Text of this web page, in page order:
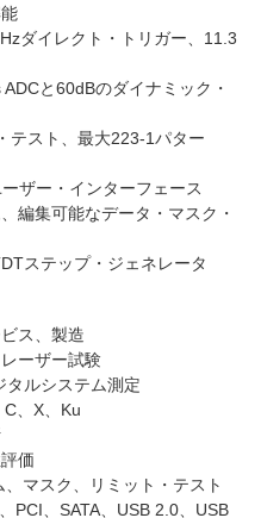
ダイレクト・トリガー、11.3
と60dBのダイナミック・
テスト、最大223-1パター
ザー・インターフェース
編集可能なデータ・マスク・
ステップ・ジェネレータ
ス、製造
ーザー試験
タルシステム測定
、X、Ku
価
マスク、リミット・テスト
PCI、SATA、USB 2.0、USB